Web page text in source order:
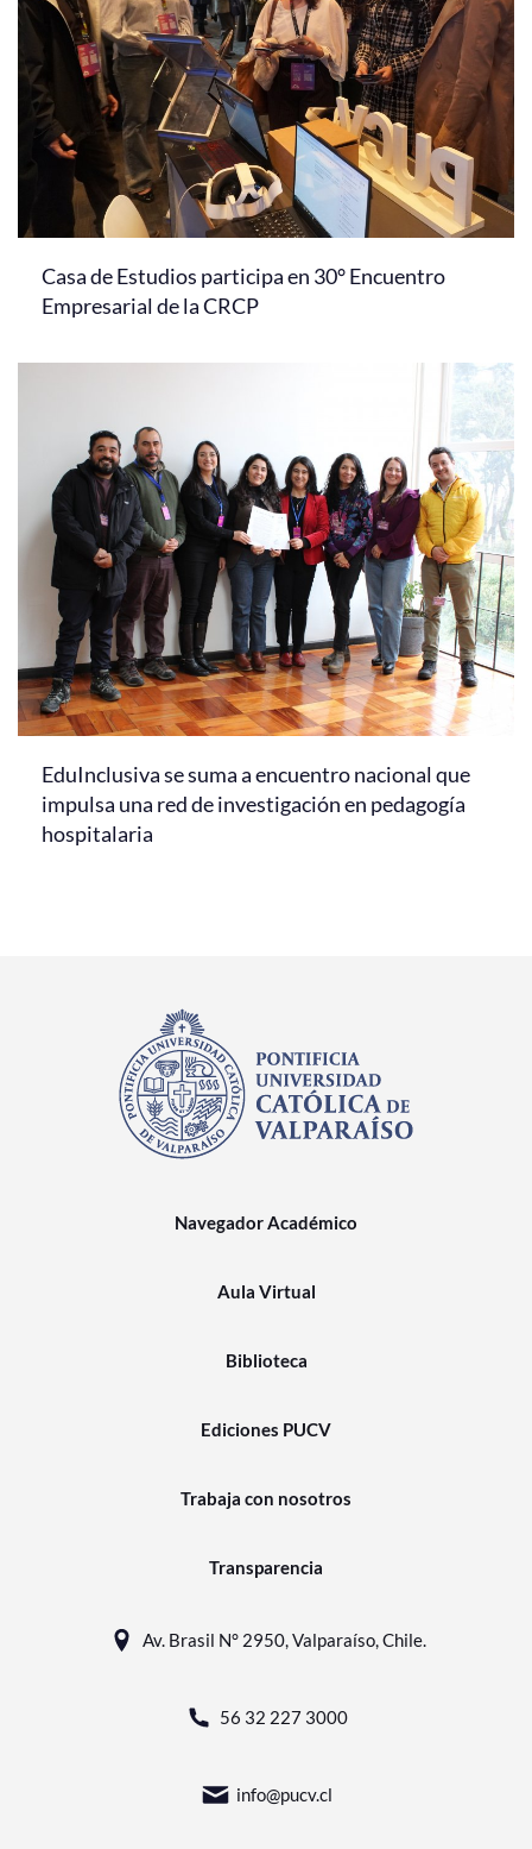
Casa de Estudios participa en 30° Encuentro
Empresarial de la CRCP
EduInclusiva se suma a encuentro nacional que
impulsa una red de investigación en pedagogía
hospitalaria
Navegador Académico
Aula Virtual
Biblioteca
Ediciones PUCV
Trabaja con nosotros
Transparencia
Av. Brasil N° 2950, Valparaíso, Chile.
56 32 227 3000
info@pucv.cl